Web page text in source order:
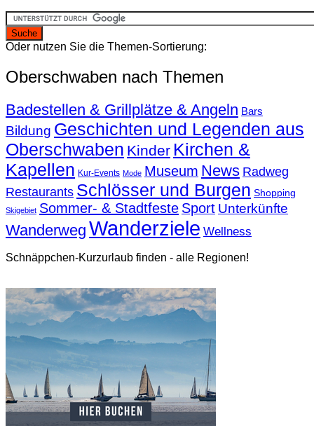
Oder nutzen Sie die Themen-Sortierung:
Oberschwaben nach Themen
Badestellen & Grillplätze & Angeln Bars
Bildung Geschichten und Legenden aus
Oberschwaben Kinder Kirchen &
Kapellen Kur-Events Mode Museum News Radweg
Restaurants Schlösser und Burgen Shopping
Skigebiet Sommer- & Stadtfeste Sport Unterkünfte
Wanderweg Wanderziele Wellness
Schnäppchen-Kurzurlaub finden - alle Regionen!